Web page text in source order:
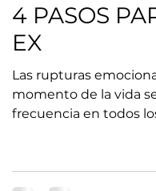
4 PASOS
EX
Las rupturas
momento de la vida
frecuencia en todos